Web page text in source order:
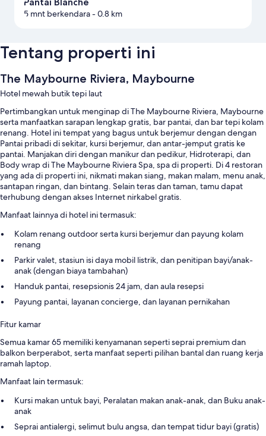
Pantai Blanche
5 mnt berkendara- 0.8 km
Tentang properti ini
The Maybourne Riviera, Maybourne
Hotel mewah butik tepi laut
Pertimbangkan untuk menginap di The Maybourne Riviera, Maybourne
serta manfaatkan sarapan lengkap gratis, bar pantai, dan bar tepi kolam
renang. Hotel ini tempat yang bagus untuk berjemur dengan dengan
Pantai pribadi di sekitar, kursi berjemur, dan antar-jemput gratis ke
pantai. Manjakan diri dengan manikur dan pedikur, Hidroterapi, dan
Body wrap di The Maybourne Riviera Spa, spa di properti. Di 4 restoran
yang ada di properti ini, nikmati makan siang, makan malam, menu anak,
santapan ringan, dan bintang. Selain teras dan taman, tamu dapat
terhubung dengan akses Internet nirkabel gratis.
Manfaat lainnya di hotel ini termasuk:
Kolam renang outdoor serta kursi berjemur dan payung kolam
renang
Parkir valet, stasiun isi daya mobil listrik, dan penitipan bayi/anak-
anak (dengan biaya tambahan)
Handuk pantai, resepsionis 24 jam, dan aula resepsi
Payung pantai, layanan concierge, dan layanan pernikahan
Fitur kamar
Semua kamar 65 memiliki kenyamanan seperti seprai premium dan
balkon berperabot, serta manfaat seperti pilihan bantal dan ruang kerja
ramah laptop.
Manfaat lain termasuk:
Kursi makan untuk bayi, Peralatan makan anak-anak, dan Buku anak-
anak
Seprai antialergi, selimut bulu angsa, dan tempat tidur bayi (gratis)